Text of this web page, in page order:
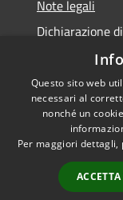
Note legali
Dichiarazione
Accessibilità
Privacy
Mappa del sito
Questo sito web
necessari al
nonché un
Per maggiori dettagli,